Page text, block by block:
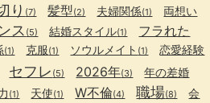
り (7) 髪型(2) 夫婦関係(1) 両想い
ス (5) 結婚スタイル(1) フラれた
(1) 克服(1) ソウルメイト (1)
恋愛経験
セフレ (5) 2026年(3) 年の差婚
(1) 天使(1) W不倫(4) 職場(8) 会